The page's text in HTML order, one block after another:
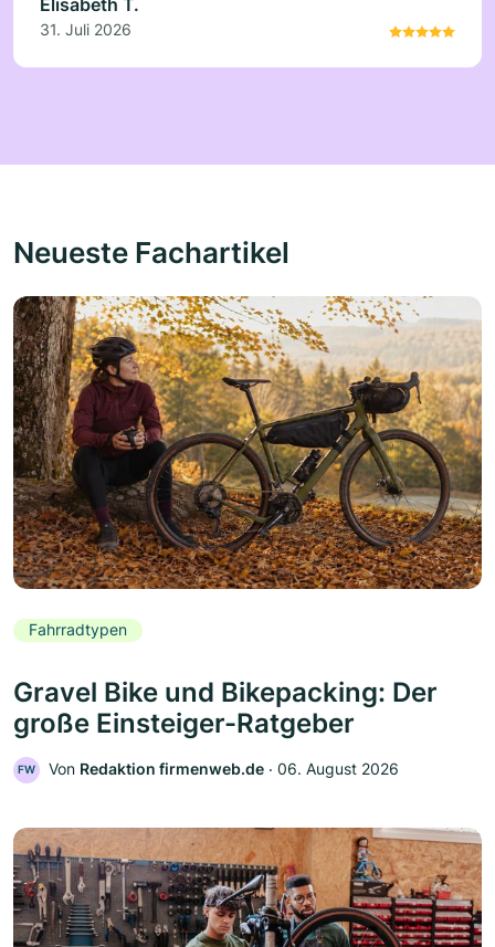
Elisabeth T.
31. Juli 2026
Neueste Fachartikel
Fahrradtypen
Gravel Bike und Bikepacking: Der
große Einsteiger-Ratgeber
FW Von Redaktion firmenweb.de ‧ 06. August 2026